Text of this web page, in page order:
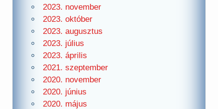
2023. november
2023. október
2023. augusztus
2023. július
2023. április
2021. szeptember
2020. november
2020. június
2020. május